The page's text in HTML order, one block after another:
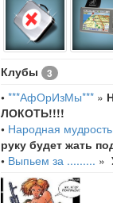
Клубы 3
• ***АфОрИзМы*** »
ЛОКОТЬ!!!!
• Народная мудрость
руку будет жать
• Выпьем за ......... »